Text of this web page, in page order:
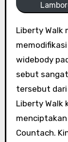
Liberty Walk memicu kontroversi setelah
widebody
sebut
tersebut dari
Liberty Walk
Countach.